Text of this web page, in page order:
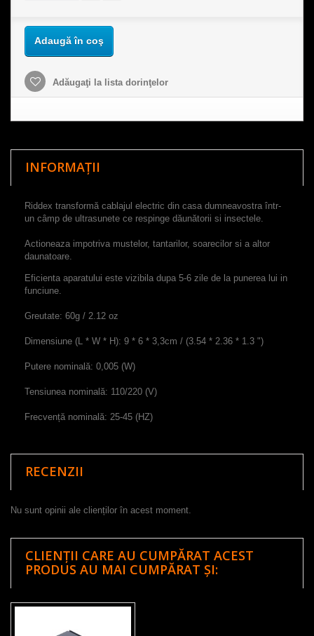
Adaugă în coş
Adăugaţi la lista dorinţelor
INFORMAȚII
Riddex transformă cablajul electric din casa dumneavostra într-
un câmp de ultrasunete ce respinge dăunătorii si insectele.
Actioneaza impotriva mustelor, tantarilor, soarecilor si a altor
daunatoare.
Eficienta aparatului este vizibila dupa 5-6 zile de la punerea lui in
funciune.
Greutate: 60g / 2.12 oz
Dimensiune ( * W * H): 9 * 6 * 3,3cm / (3.54 * 2.36 * 1.3 ")
Putere nominală: 0,005 (W)
Tensiunea nominală: 110/220 (V)
Frecvență nominală: 25-45 (HZ)
RECENZII
Nu sunt opinii ale clienților în acest moment.
CLIENȚII CARE AU CUMPĂRAT ACEST
PRODUS AU MAI CUMPĂRAT ȘI: